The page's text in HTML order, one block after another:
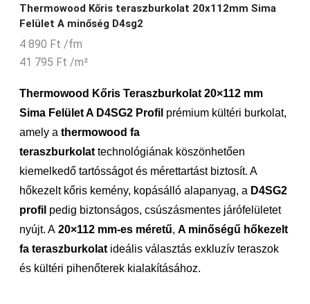
Thermowood Kőris teraszburkolat 20x112mm Sima
Felület A minőség D4sg2
4 890 Ft /fm
41 795 Ft /m²
Thermowood Kőris Teraszburkolat 20×112 mm
Sima Felület A D4SG2 Profil prémium kültéri burkolat,
amely a thermowood fa
teraszburkolat technológiának köszönhetően
kiemelkedő tartósságot és mérettartást biztosít. A
hőkezelt kőris kemény, kopásálló alapanyag, a D4SG2
profil pedig biztonságos, csúszásmentes járófelületet
nyújt. A 20×112 mm-es méretű, A minőségű hőkezelt
fa teraszburkolat ideális választás exkluzív teraszok
és kültéri pihenőterek kialakításához.